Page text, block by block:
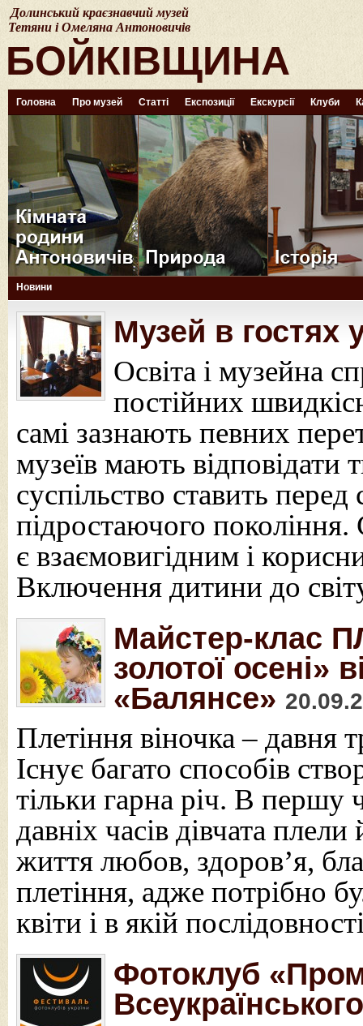
Долинський краєзнавчий музей
Тетяни і Омеляна Антоновичів
БОЙКІВЩИНА
Головна Про музей Статті Експозиції Екскурсії Клуби
Новини
Музей в гостях
Освіта і музейна
постійних
самі зазнають певних
музеїв мають відповідати
суспільство ставить
підростаючого
є взаємовигідним і
Включення дитини до
Майстер-клас
золотої осені»
«Балянсе»
Плетіння віночка – давня
Існує багато способів
тільки гарна річ. В першу
давніх часів дівчата
життя любов, здоров’я,
плетіння, адже потрібно
квіти і в якій
Фотоклуб